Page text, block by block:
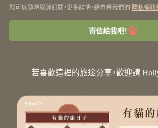
您可以隨時取消訂閱，更多詳情，請查看我們的 隱私權政
寄信給我吧！
若喜歡這裡的旅途分享，歡迎請